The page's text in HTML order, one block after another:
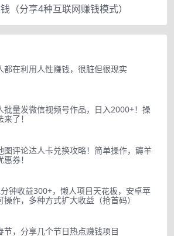
（分享4种互联网赚钱模式）
都在利用人性赚钱，很脏但很现实
批量发微信视频号作品，日入2000+！操
了！
图评论达人卡兑换攻略！简单操作，薅羊
券！
钟收益300+，懒人项目天花板，安卓苹
操作，多种方式扩大收益（抢首码）
节，分享几个节日热点赚钱项目